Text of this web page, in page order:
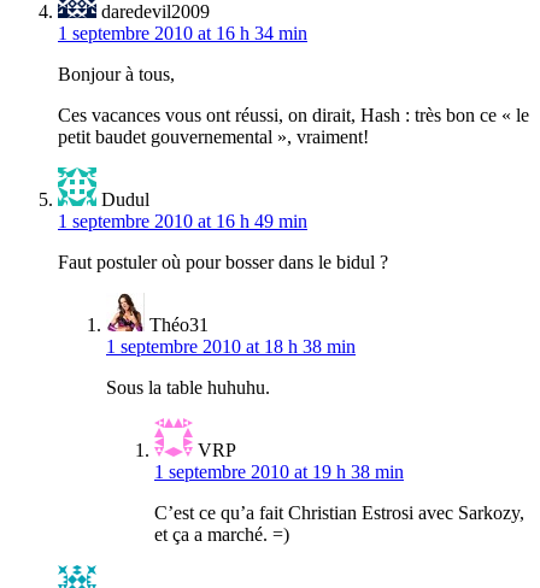
daredevil2009
1 septembre 2010 at 16 h 34 min
Bonjour à tous,
Ces vacances vous ont réussi, on dirait, Hash : très bon ce « le
petit baudet gouvernemental », vraiment!
Dudul
1 septembre 2010 at 16 h 49 min
Faut postuler où pour bosser dans le bidul ?
Théo31
1 septembre 2010 at 18 h 38 min
Sous la table huhuhu.
VRP
1 septembre 2010 at 19 h 38 min
C’est ce qu’a fait Christian Estrosi avec Sarkozy,
et ça a marché. =)